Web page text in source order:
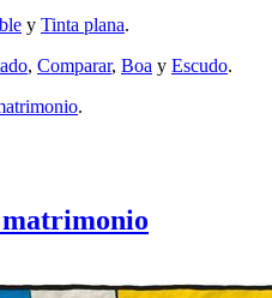
y Tinta plana.
, Comparar, Boa y Escudo.
.